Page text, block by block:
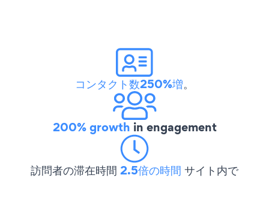
コンタクト数250%増。
200% growth in engagement
訪問者の滞在時間 2.5倍の時間 サイト内で